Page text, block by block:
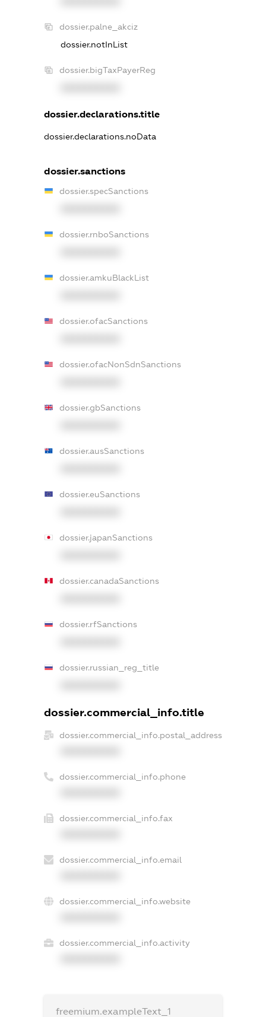
dossier.palne_akciz
dossier.notInList
dossier.bigTaxPayerReg
dossier.declarations.title
dossier.declarations.noData
dossier.sanctions
dossier.specSanctions
dossier.rnboSanctions
dossier.amkuBlackList
dossier.ofacSanctions
dossier.ofacNonSdnSanctions
dossier.gbSanctions
dossier.ausSanctions
dossier.euSanctions
dossier.japanSanctions
dossier.canadaSanctions
dossier.rfSanctions
dossier.russian_reg_title
dossier.commercial_info.title
dossier.commercial_info.postal_address
dossier.commercial_info.phone
dossier.commercial_info.fax
dossier.commercial_info.email
dossier.commercial_info.website
dossier.commercial_info.activity
freemium.exampleText_1